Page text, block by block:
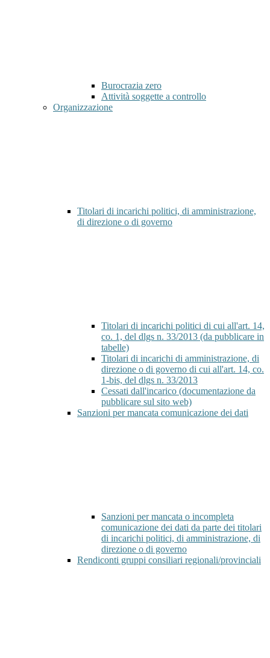
Burocrazia zero
Attività soggette a controllo
Organizzazione
Titolari di incarichi politici, di amministrazione,
di direzione o di governo
Titolari di incarichi politici di cui all'art. 14,
co. 1, del dlgs n. 33/2013 (da pubblicare in
tabelle)
Titolari di incarichi di amministrazione, di
direzione o di governo di cui all'art. 14, co.
1-bis, del dlgs n. 33/2013
Cessati dall'incarico (documentazione da
pubblicare sul sito web)
Sanzioni per mancata comunicazione dei dati
Sanzioni per mancata o incompleta
comunicazione dei dati da parte dei titolari
di incarichi politici, di amministrazione, di
direzione o di governo
Rendiconti gruppi consiliari regionali/provinciali